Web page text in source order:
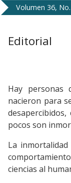
Volumen 36,
Editorial
Hay personas
nacieron para
pocos son
La
ciencias al